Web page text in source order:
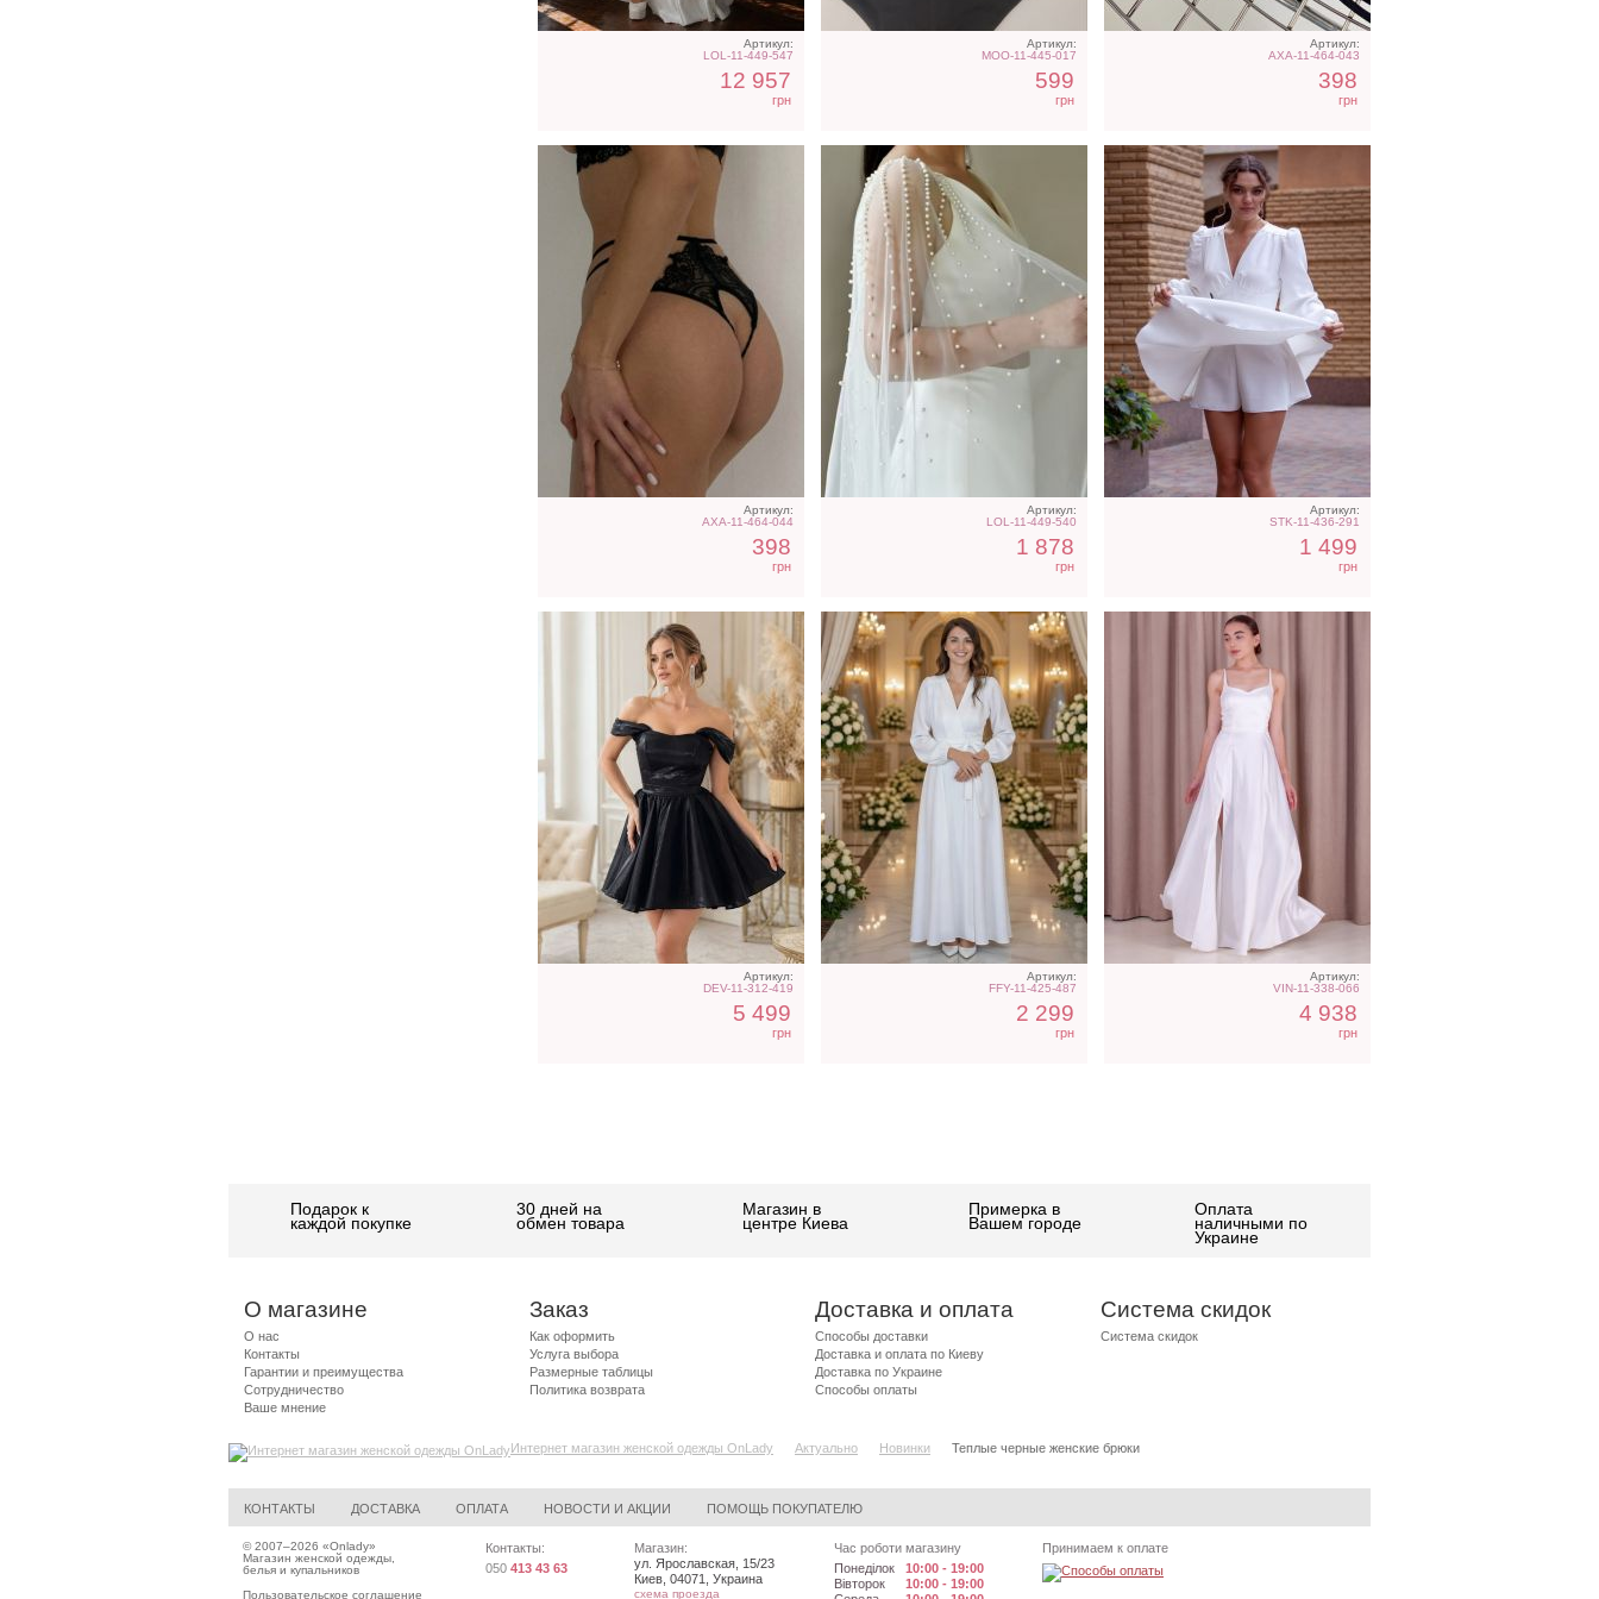
Артикул:
LOL-11-449-547
12 957
грн
Артикул:
MOO-11-445-017
599
грн
Артикул:
AXA-11-464-043
398
грн
Артикул:
AXA-11-464-044
398
грн
Артикул:
LOL-11-449-540
1 878
грн
Артикул:
STK-11-436-291
1 499
грн
Короткое черное
нарядное короткое платье
на выпускной
Артикул:
DEV-11-312-419
5 499
грн
Длинное белое вечернее
платье на запах для
невесты
Артикул:
FFY-11-425-487
2 299
грн
Атласное длинное платье
на бретелях в белом цвете
Артикул:
VIN-11-338-066
4 938
грн
Подарок к
каждой покупке
30 дней на
обмен товара
Магазин в
центре Киева
Примерка в
Вашем городе
Оплата
наличными по
Украине
О магазине
О нас
Контакты
Гарантии и преимущества
Сотрудничество
Ваше мнение
Заказ
Как оформить
Услуга выбора
Размерные таблицы
Политика возврата
Доставка и оплата
Способы доставки
Доставка и оплата по Киеву
Доставка по Украине
Способы оплаты
Система скидок
Система скидок
Интернет магазин женской одежды OnLady Актуально Новинки Теплые черные женские брюки
КОНТАКТЫ ДОСТАВКА ОПЛАТА НОВОСТИ И АКЦИИ ПОМОЩЬ ПОКУПАТЕЛЮ
© 2007–2026 «Onlady»
Магазин женской одежды,
белья и купальников
Пользовательское соглашение
Контакты:
050 413 43 63
Магазин:
ул. Ярославская, 15/23
Киев 04071 Украина
схема проезда
Час роботи магазину
Понеділок
10:00 - 19:00
Вівторок
10:00 - 19:00
Принимаем к оплате